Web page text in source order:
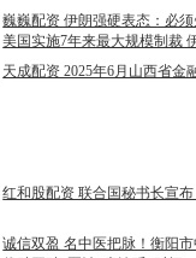
巍巍配资 伊朗强硬表态：必
美国实施7年来最大规模制裁
天成配资 2025年6月山西省金
红和股配资 联合国秘书长宣
诚信双盈 名中医把脉！衡阳